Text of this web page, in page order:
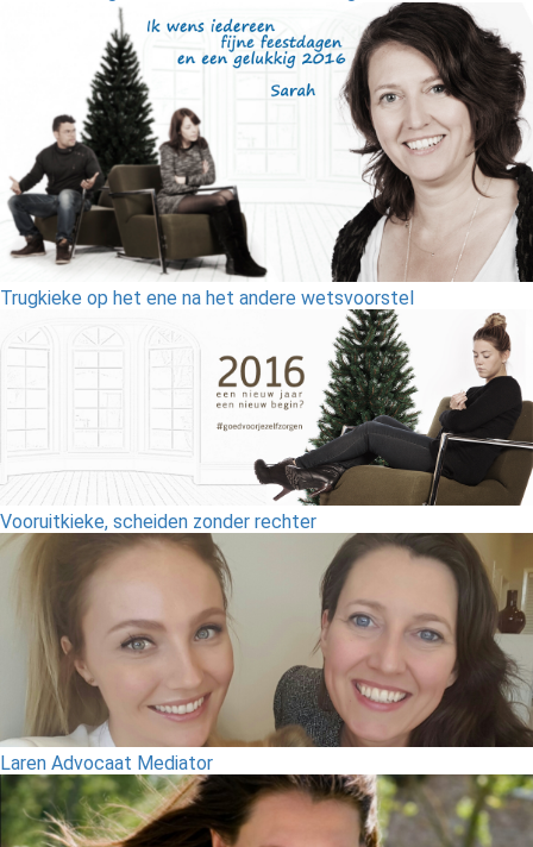
Trugkieke op het ene na het andere wetsvoorstel
Vooruitkieke, scheiden zonder rechter
Laren Advocaat Mediator